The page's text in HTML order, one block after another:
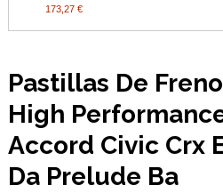
173,27 €
Pastillas De
High
Accord Civic Crx
Da Prelude Ba